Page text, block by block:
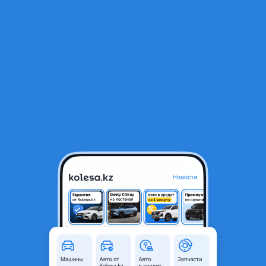
Ноускат Миниморда CAMRY 55 европеец полной комплектации
Астана, Акмолинская